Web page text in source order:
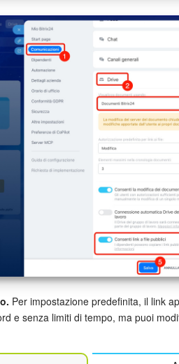
Per impostazione predefinita, il link
e senza limiti di tempo, ma puoi